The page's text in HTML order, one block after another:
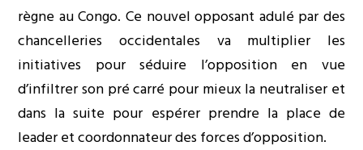
règne au Congo. Ce nouvel opposant adulé par des
chancelleries occidentales va multiplier les
initiatives pour séduire l’opposition en vue
d’infiltrer son pré carré pour mieux la neutraliser et
dans la suite pour espérer prendre la place de
leader et coordonnateur des forces d’opposition.